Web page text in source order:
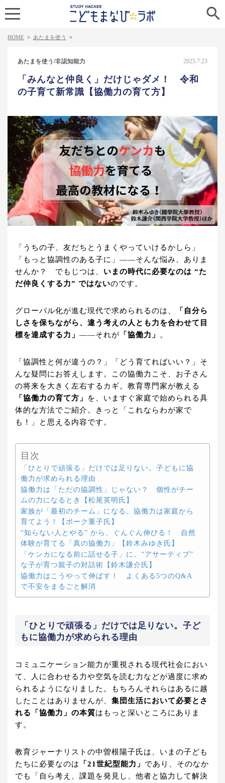

HOME > あたまを使う >
あたまを使う/非認知能力 2025.7.23
「みんなと仲良く」だけじゃダメ！ 令和
の子育て新常識【協働力の育て方】
「うちの子、友だちとうまくやっていけるかしら」
「もっと協調性のある子に」――そんな悩み、ありま
せんか？ でもじつは、 いまの時代に必要なのは “た
だ仲良くする力” ではないのです。
グローバル化が進む現代で求められるのは、
「自分ら
しさを保ちながら、違う考えの人とも力を合わせて目
標を達成する力」 ――それが 「協働力」 。
「協調性と何が違うの？」「どう育てればいい？」そ
んな疑問にお答えします。この協働力こそ、お子さん
の将来を大きく左右するカギ。教育専門家が教える
「協働力の育て方」
を、いますぐ家庭で始められる具
体的な方法でご紹介。きっと「これならわが家で
も！」と思える内容です。
目次
「ひとりで頑張る」だけでは足りない。子どもに協
働力が求められる理由
協働力は「ただの協調性」じゃない？ 個性がチー
ムの力になるとき【松尾英明氏】
家族が「最初のチーム」になる。協働力は家庭から
育てよう！【ボーク重子氏】
“知らない人とやる” から、ぐんぐん伸びる！ 自然
体験が育てる「真の協働力」【鈴木みゆき氏】
「ケンカになる前に話せる子」に。“アサーティブ”
な子が育つ親子の対話術【鈴木謙介氏】
協働力はこうやって伸ばす！ よくある5つのQ&A
で不安をまるごと解消
「ひとりで頑張る」だけでは足りない。子ど
もに協働力が求められる理由
コミュニケーション能力が重視される現代社会におい
て、人に合わせる力や空気を読む力などが過度に求め
られるようになりました。もちろんそれらはあるに越
したことはありませんが、 集団生活において必要とさ
れる「協働力」の本質はもっと深いところにありま
す。
教育ジャーナリストの中曽根陽子氏は、いまの子ども
たちに必要なのは
「21世紀型能力」 であり、そのなか
でも「自ら考え、課題を発見し、他者と協力して解決